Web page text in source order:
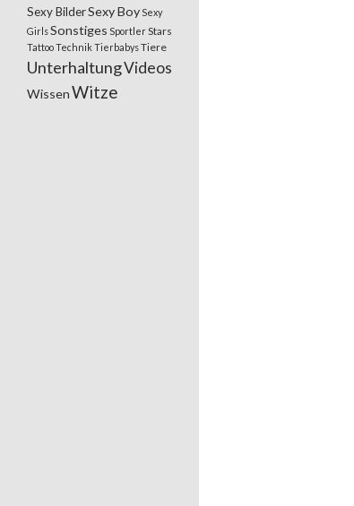
Sexy BilderSexy Boy Sexy
GirlsSonstiges SportlerStars
TattooTechnikTierbabysTiere
UnterhaltungVideos
WissenWitze